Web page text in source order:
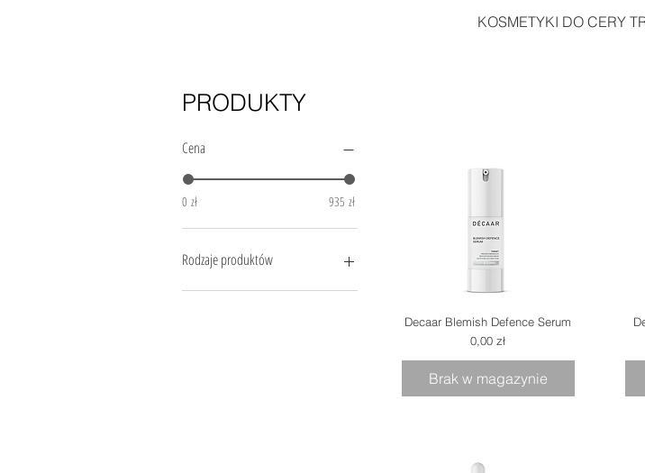
KOSMETYKI DO CERY
PRODUKTY
Cena
0 zł 935 zł
Rodzaje produktów
Emulsja
Decaar Blemish Defence Serum
Cena
0,00 zł
Brak w magazynie